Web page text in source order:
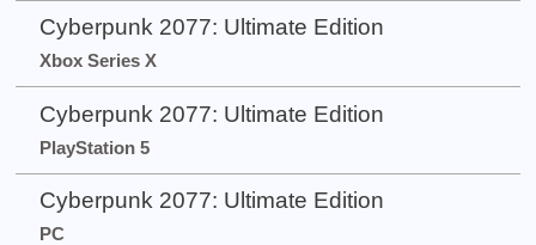
Cyberpunk 2077: Ultimate Edition
Xbox Series X
Cyberpunk 2077: Ultimate Edition
PlayStation 5
Cyberpunk 2077: Ultimate Edition
PC